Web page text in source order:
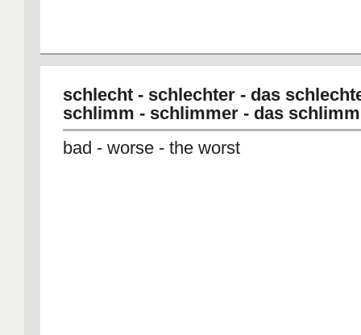
schlecht - schlechter - das
schlimm - schlimmer - das
bad - worse - the worst